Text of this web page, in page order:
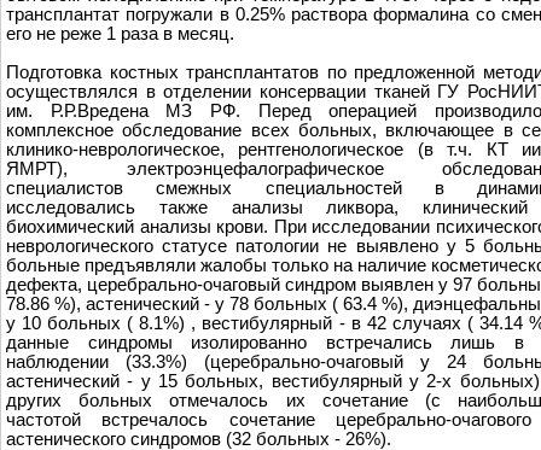
трансплантат погружали в 0.25% раствора формалина со
его не реже 1 раза в месяц.
Подготовка костных трансплантатов по предложенной
осуществлялся в отделении консервации тканей ГУ
им. Р.Р.Вредена МЗ РФ. Перед операцией
комплексное обследование всех больных, включающее в
клинико-неврологическое, рентгенологическое (в т.ч. КТ
ЯМРТ), электроэнцефалографическое
специалистов смежных специальностей в
исследовались также анализы ликвора,
биохимический анализы крови. При исследовании
неврологического статусе патологии не выявлено у 5
больные предъявляли жалобы только на наличие
дефекта, церебрально-очаговый синдром выявлен у 97
78.86 %), астенический - у 78 больных ( 63.4 %),
у 10 больных ( 8.1%) , вестибулярный - в 42 случаях ( 34.14
данные синдромы изолированно встречались лишь в
наблюдении (33.3%) (церебрально-очаговый у 24
астенический - у 15 больных, вестибулярный у 2-х
других больных отмечалось их сочетание (с
частотой встречалось сочетание церебрально-
астенического синдромов (32 больных - 26%).